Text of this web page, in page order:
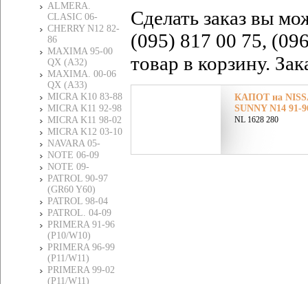
ALMERA.
CLASIC 06-
CHERRY N12 82-
86
MAXIMA 95-00
QX (A32)
MAXIMA. 00-06
QX (A33)
MICRA K10 83-88
MICRA K11 92-98
MICRA K11 98-02
MICRA K12 03-10
NAVARA 05-
NOTE 06-09
NOTE 09-
PATROL 90-97
(GR60 Y60)
PATROL 98-04
PATROL. 04-09
PRIMERA 91-96
(P10/W10)
PRIMERA 96-99
(P11/W11)
PRIMERA 99-02
(P11/W11)
Сделать заказ вы
(095) 817 00 75,
товар в корзину.
КАПОТ на
SUNNY N14 91-
NL 1628 280